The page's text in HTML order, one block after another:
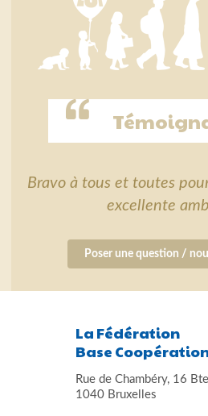
Bravo à tous et toutes
excellente
Poser une question /
La Fédération
Base
Rue de Chambéry, 16
1040 Bruxelles